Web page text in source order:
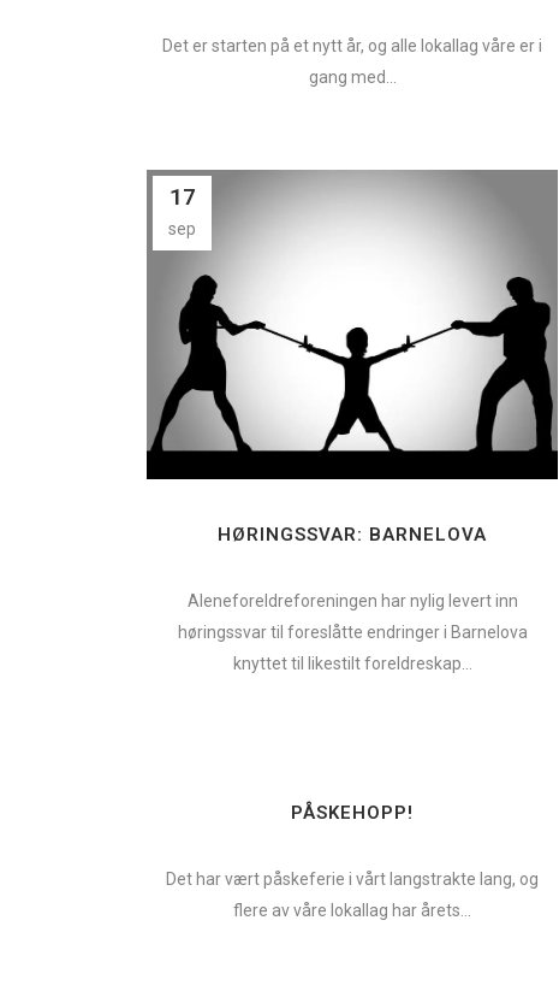
Det er starten på et nytt år, og alle lokallag våre er i
gang med...
17
sep
HØRINGSSVAR: BARNELOVA
Aleneforeldreforeningen har nylig levert inn
høringssvar til foreslåtte endringer i Barnelova
knyttet til likestilt foreldreskap...
PÅSKEHOPP!
Det har vært påskeferie i vårt langstrakte lang, og
flere av våre lokallag har årets...